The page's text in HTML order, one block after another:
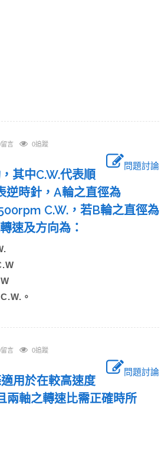
言 0追蹤
問題討論
其中C.W.代表順
逆時針，A輪之直徑為
C.W.，若B輪之直徑為
速及方向為：
。
言 0追蹤
問題討論
用於在較高速度
兩軸之轉速比需正確時所